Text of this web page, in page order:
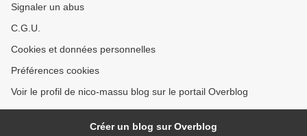
Signaler un abus
C.G.U.
Cookies et données personnelles
Préférences cookies
Voir le profil de nico-massu blog sur le portail Overblog
Créer un blog sur Overblog